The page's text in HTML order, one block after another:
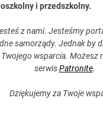
i przedszkolny.
z nami. Jesteśmy
samorządy. Jednak by
wsparcia. Możesz
serwisPatronite.
Dziękujemy za Twoje